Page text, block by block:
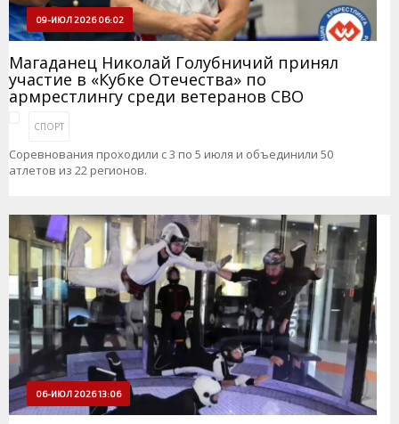
09-ИЮЛ 2026 06:02
Магаданец Николай Голубничий принял
участие в «Кубке Отечества» по
армрестлингу среди ветеранов СВО
СПОРТ
Соревнования проходили с 3 по 5 июля и объединили 50
атлетов из 22 регионов.
06-ИЮЛ 2026 13:06